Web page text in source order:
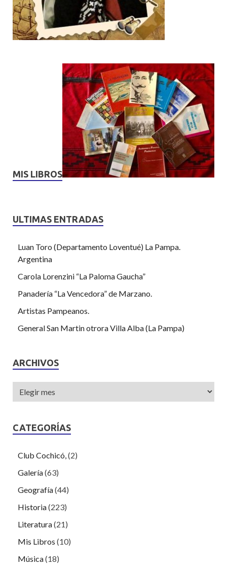
MIS LIBROS
ULTIMAS ENTRADAS
Luan Toro (Departamento Loventué) La Pampa.
Argentina
Carola Lorenzini “La Paloma Gaucha”
Panadería “La Vencedora” de Marzano.
Artistas Pampeanos.
General San Martin otrora Villa Alba (La Pampa)
ARCHIVOS
CATEGORÍAS
Club Cochicó, (2)
Galería(63)
Geografía(44)
Historia(223)
Literatura(21)
Mis Libros (10)
Música(18)